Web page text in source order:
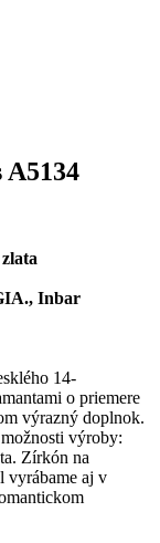
Inbar
14-
o priemere
výrazný doplnok.
výroby:
Zírkón na
vyrábame aj v